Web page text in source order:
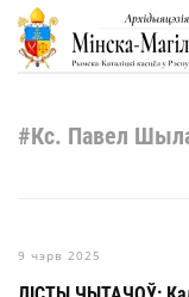
Skip to main
#Кс. Павел
9 чэрв 2025